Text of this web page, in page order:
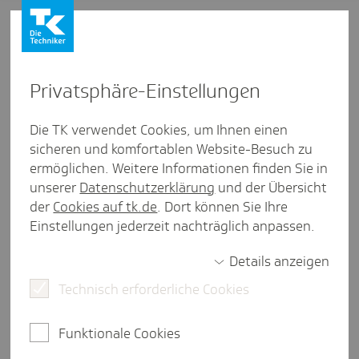
SV-Update: Was gibt's Neues in
Sachen Sozi­al­ver­si­che­rung?
Ab sofort startet unsere neue Reihe: Einmal im
wichtigsten Änderungen in der
Sozialversicherung. Einfach anmelden, zuhören,
Privat­sphäre-Einstel­lungen
Die TK verwendet Cookies, um Ihnen einen
sicheren und komfortablen Website-Besuch zu
ermöglichen. Weitere Informationen finden Sie in
unserer Datenschutzerklärung und der Übersicht
der Cookies auf tk.de. Dort können Sie Ihre
Einstellungen jederzeit nachträglich anpassen.
Details anzeigen
Technisch erforderliche Cookies
Funktionale Cookies